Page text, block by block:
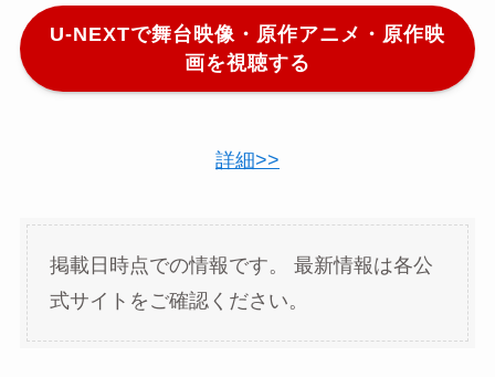
U-NEXTで舞台映像・原作アニメ・原作映
画を視聴する
詳細>>
掲載日時点での情報です。
最新情報は各公
式サイトをご確認ください。